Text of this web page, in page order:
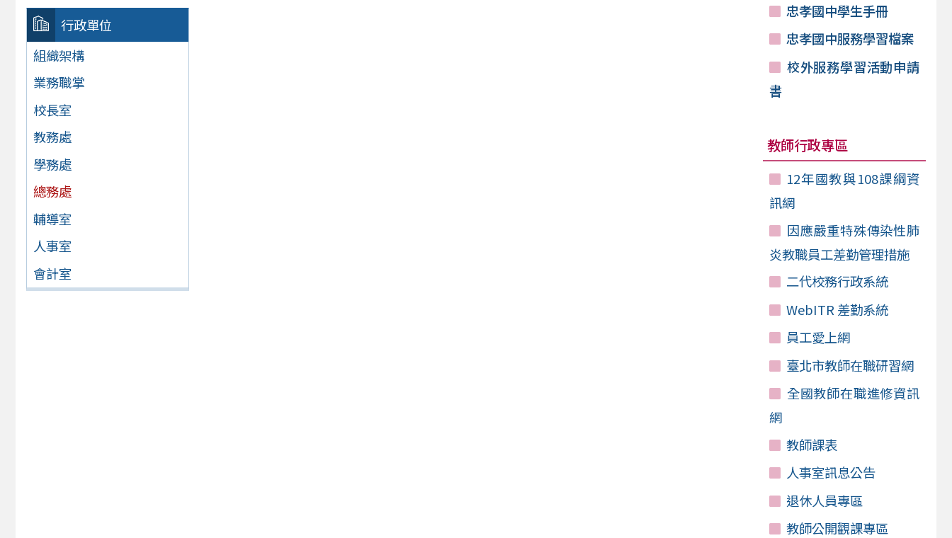
行政單位
組織架構
業務職掌
校長室
教務處
學務處
總務處
輔導室
人事室
會計室
忠孝國中學生手冊
忠孝國中服務學習檔案
校外服務學習活動申請
書
教師行政專區
12年國教與108課綱資
訊網
因應嚴重特殊傳染性肺
炎教職員工差勤管理措施
二代校務行政系統
WebITR 差勤系統
員工愛上網
臺北市教師在職研習網
全國教師在職進修資訊
網
教師課表
人事室訊息公告
退休人員專區
教師公開觀課專區